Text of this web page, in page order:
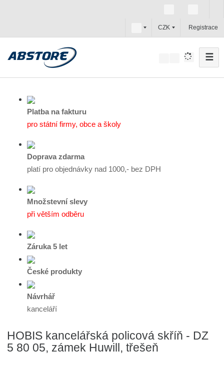
c
z
CZK Registrace
☰
Platba na fakturu
pro státní firmy, obce a školy
Doprava zdarma
platí pro objednávky nad 1000,- bez DPH
Množstevní slevy
při větším odběru
Záruka 5 let
České produkty
Návrhář
kanceláří
HOBIS kancelářská policová skříň - DZ
5 80 05, zámek Huwill, třešeň